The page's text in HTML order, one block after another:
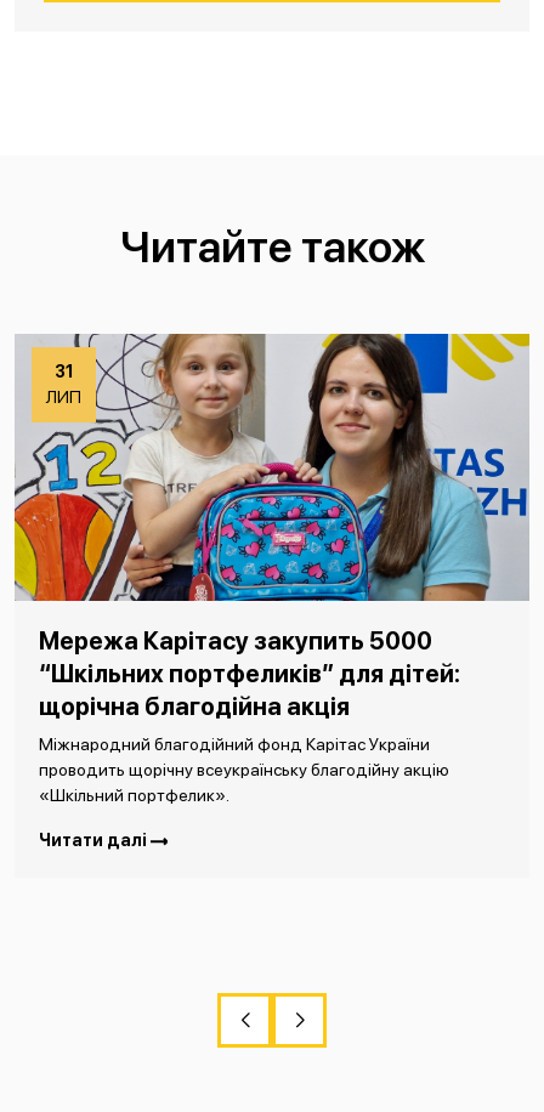
Читайте також
31
ЛИП
Мережа Карітасу закупить 5000
“Шкільних портфеликів” для дітей:
щорічна благодійна акція
Міжнародний благодійний фонд Карітас України
проводить щорічну всеукраїнську благодійну акцію
«Шкільний портфелик».
Читати далі